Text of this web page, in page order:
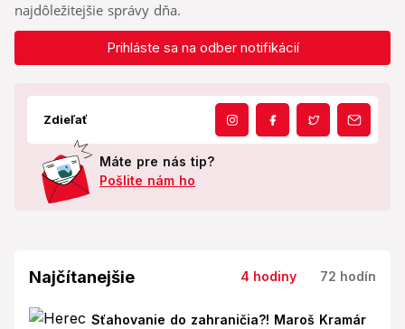
najdôležitejšie správy dňa.
Prihláste sa na odber notifikácií
Zdieľať
Máte pre nás tip?
Pošlite nám ho
Najčítanejšie 4 hodiny 72 hodín
Sťahovanie do zahraničia?! Maroš Kramár